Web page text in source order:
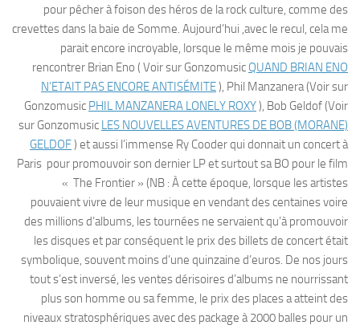
pour pêcher à foison des héros de la rock culture, comme des
crevettes dans la baie de Somme. Aujourd’hui ,avec le recul, cela me
parait encore incroyable, lorsque le même mois je pouvais
rencontrer Brian Eno ( Voir sur Gonzomusic QUAND BRIAN ENO
N’ETAIT PAS ENCORE ANTISÉMITE ), Phil Manzanera (Voir sur
Gonzomusic PHIL MANZANERA LONELY ROXY ), Bob Geldof (Voir
sur Gonzomusic LES NOUVELLES AVENTURES DE BOB (MORANE)
GELDOF ) et aussi l’immense Ry Cooder qui donnait un concert à
Paris pour promouvoir son dernier LP et surtout sa BO pour le film
« The Frontier » (NB : À cette époque, lorsque les artistes
pouvaient vivre de leur musique en vendant des centaines voire
des millions d’albums, les tournées ne servaient qu’à promouvoir
les disques et par conséquent le prix des billets de concert était
symbolique, souvent moins d’une quinzaine d’euros. De nos jours
tout s’est inversé, les ventes dérisoires d’albums ne nourrissant
plus son homme ou sa femme, le prix des places a atteint des
niveaux stratosphériques avec des package à 2000 balles pour un